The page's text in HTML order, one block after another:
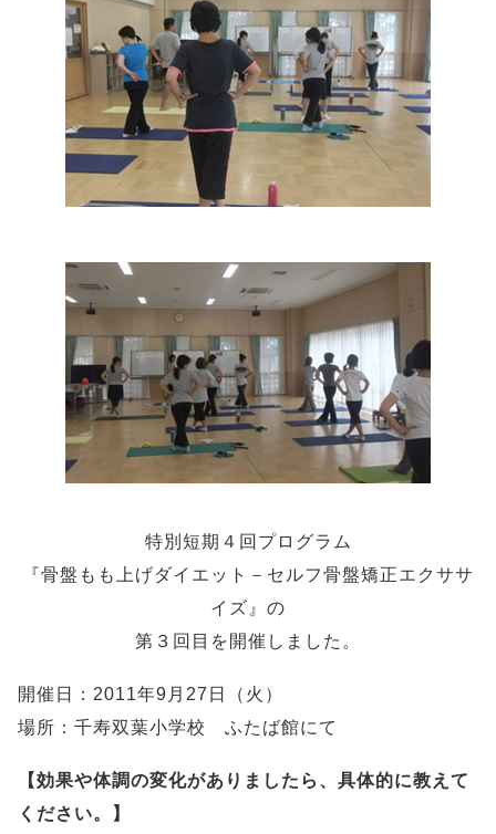
特別短期４回プログラム
『骨盤もも上げダイエット－セルフ骨盤矯正エクササ
イズ』の
第３回目を開催しました。
開催日：2011年9月27日（火）
場所：千寿双葉小学校 ふたば館にて
【効果や体調の変化がありましたら、具体的に教えて
ください。】